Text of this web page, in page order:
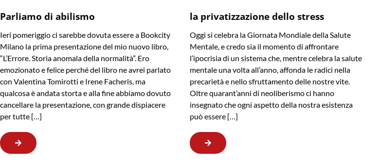
Parliamo di abilismo
Ieri pomeriggio ci sarebbe dovuta essere a Bookcity
Milano la prima presentazione del mio nuovo libro,
“L’Errore. Storia anomala della normalità”. Ero
emozionato e felice perché del libro ne avrei parlato
con Valentina Tomirotti e Irene Facheris, ma
qualcosa è andata storta e alla fine abbiamo dovuto
cancellare la presentazione, con grande dispiacere
per tutte […]
la privatizzazione dello stress
Oggi si celebra la Giornata Mondiale della Salute
Mentale, e credo sia il momento di affrontare
l’ipocrisia di un sistema che, mentre celebra la salute
mentale una volta all’anno, affonda le radici nella
precarietà e nello sfruttamento delle nostre vite.
Oltre quarant’anni di neoliberismo ci hanno
insegnato che ogni aspetto della nostra esistenza
può essere […]